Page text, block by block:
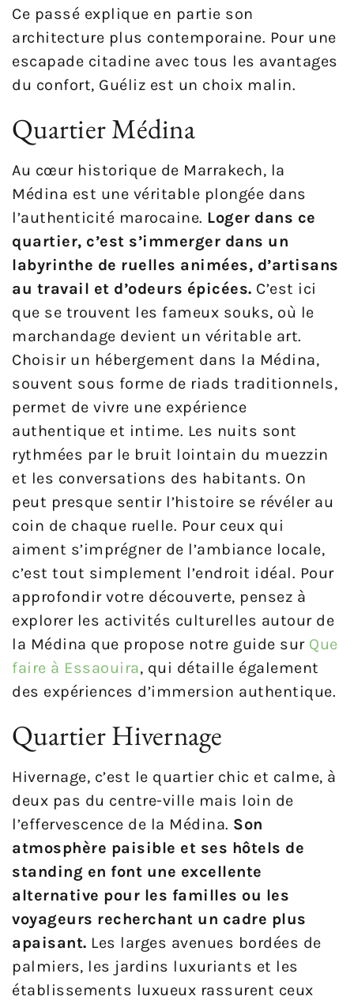
Ce passé explique en partie son
architecture plus contemporaine. Pour une
escapade citadine avec tous les avantages
du confort, Guéliz est un choix malin.
Quartier Médina
Au cœur historique de Marrakech, la
Médina est une véritable plongée dans
l’authenticité marocaine. Loger dans ce
quartier, c’est s’immerger dans un
labyrinthe de ruelles animées, d’artisans
au travail et d’odeurs épicées. C’est ici
que se trouvent les fameux souks, où le
marchandage devient un véritable art.
Choisir un hébergement dans la Médina,
souvent sous forme de riads traditionnels,
permet de vivre une expérience
authentique et intime. Les nuits sont
rythmées par le bruit lointain du muezzin
et les conversations des habitants. On
peut presque sentir l’histoire se révéler au
coin de chaque ruelle. Pour ceux qui
aiment s’imprégner de l’ambiance locale,
c’est tout simplement l’endroit idéal. Pour
approfondir votre découverte, pensez à
explorer les activités culturelles autour de
la Médina que propose notre guide sur Que
faire à Essaouira, qui détaille également
des expériences d’immersion authentique.
Quartier Hivernage
Hivernage, c’est le quartier chic et calme, à
deux pas du centre-ville mais loin de
l’effervescence de la Médina. Son
atmosphère paisible et ses hôtels de
standing en font une excellente
alternative pour les familles ou les
voyageurs recherchant un cadre plus
apaisant. Les larges avenues bordées de
palmiers, les jardins luxuriants et les
établissements luxueux rassurent ceux